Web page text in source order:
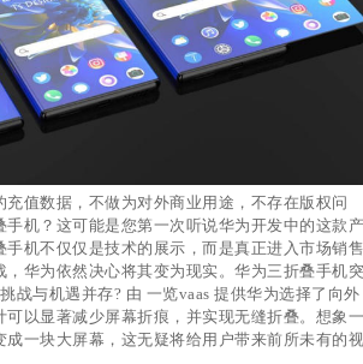
值数据，不做为对外商业用途，不存在版权问
机？这可能是您第一次听说华为开发中的这款产
机不仅仅是技术的展示，而是真正进入市场销售
华为依然决心将其变为现实。华为三折叠手机突
战与机遇并存? 由 一览vaas 提供华为选择了向外
以显著减少屏幕折痕，并实现无缝折叠。想象一
一块大屏幕，这无疑将给用户带来前所未有的视